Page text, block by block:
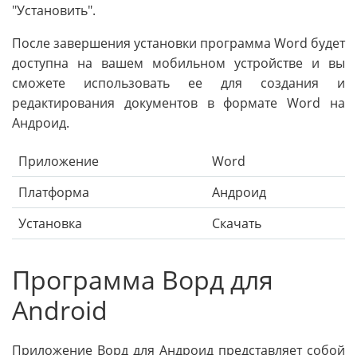
"Установить".
После завершения установки программа Word будет
доступна на вашем мобильном устройстве и вы
сможете использовать ее для создания и
редактирования документов в формате Word на
Андроид.
Приложение
Word
Платформа
Андроид
Установка
Скачать
Программа Ворд для
Android
Приложение Ворд для Андроид представляет собой